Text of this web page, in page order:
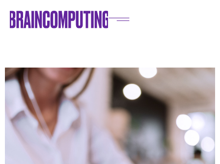
Home/ Blog/E-commerce/
E-commerce Security: Guida Definitiva alla Sicurezza